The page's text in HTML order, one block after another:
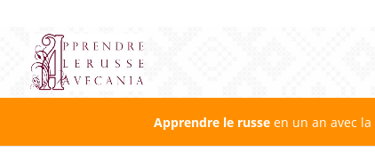
Apprendre le russe en un an avec